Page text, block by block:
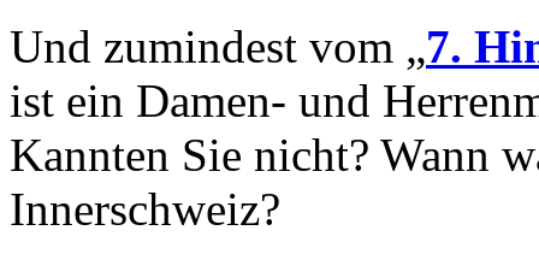
Und zumindest vom „7.
ist ein Damen- und
Kannten Sie nicht? Wann
Innerschweiz?